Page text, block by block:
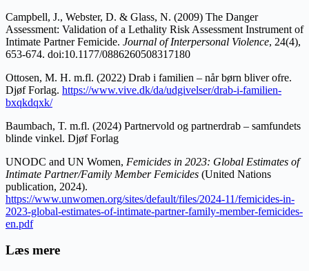
Campbell, J., Webster, D. & Glass, N. (2009) The Danger
Assessment: Validation of a Lethality Risk Assessment Instrument of
Intimate Partner Femicide. Journal of Interpersonal Violence, 24(4),
653-674. doi:10.1177/0886260508317180
Ottosen, M. H. m.fl. (2022) Drab i familien – når børn bliver ofre.
Djøf Forlag. https://www.vive.dk/da/udgivelser/drab-i-familien-
bxqkdqxk/
Baumbach, T. m.fl. (2024) Partnervold og partnerdrab – samfundets
blinde vinkel. Djøf Forlag
UNODC and UN Women, Femicides in 2023: Global Estimates of
Intimate Partner/Family Member Femicides (United Nations
publication, 2024).
https://www.unwomen.org/sites/default/files/2024-11/femicides-in-
2023-global-estimates-of-intimate-partner-family-member-femicides-
en.pdf
Læs mere